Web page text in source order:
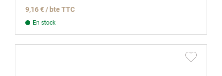
9,16 € / bte TTC
En stock